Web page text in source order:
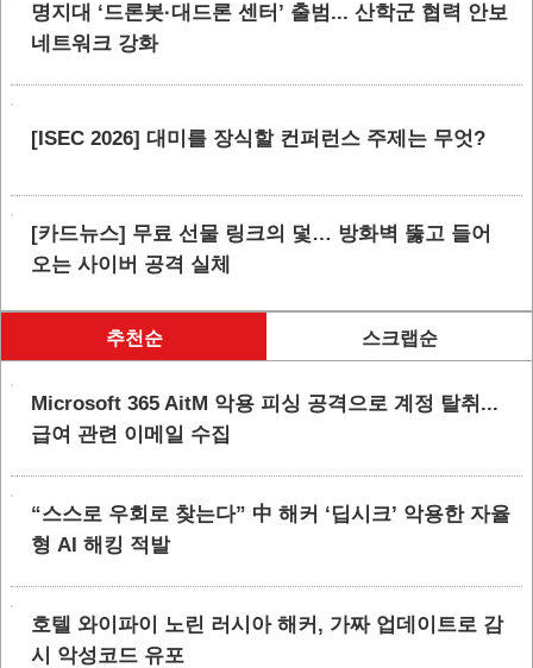
명지대 ‘드론봇·대드론 센터’ 출범... 산학군 협력 안보
네트워크 강화
[ISEC 2026] 대미를 장식할 컨퍼런스 주제는 무엇?
[카드뉴스] 무료 선물 링크의 덫… 방화벽 뚫고 들어
오는 사이버 공격 실체
추천순 스크랩순
Microsoft 365 AitM 악용 피싱 공격으로 계정 탈취...
급여 관련 이메일 수집
“스스로 우회로 찾는다” 中 해커 ‘딥시크’ 악용한 자율
형 AI 해킹 적발
호텔 와이파이 노린 러시아 해커, 가짜 업데이트로 감
시 악성코드 유포